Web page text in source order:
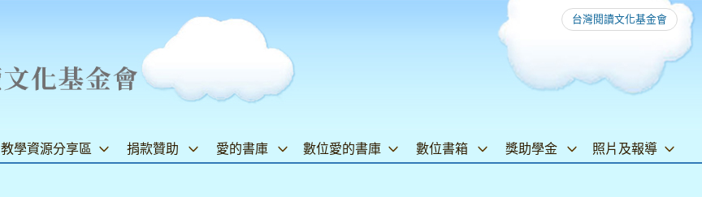
台灣閱讀文化基金會
教學資源分享區 捐款贊助 愛的書庫 數位愛的書庫 數位書箱 獎助學金 照片及報導